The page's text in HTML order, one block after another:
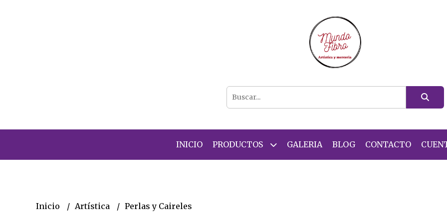
INICIO PRODUCTOS GALERIA BLOG CONTACTO
Inicio Artística Perlas y Caireles